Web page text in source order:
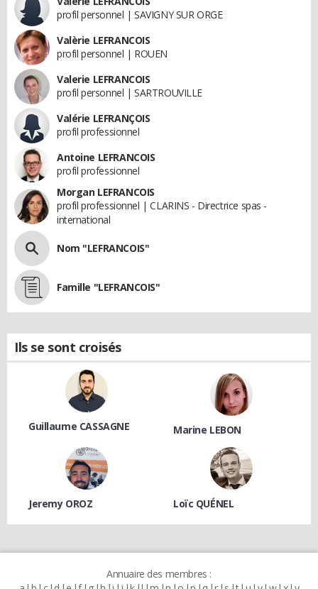
profil personnel | SAVIGNY SUR ORGE
Valèrie LEFRANCOIS
profil personnel | ROUEN
Valerie LEFRANCOIS
profil personnel | SARTROUVILLE
Valérie LEFRANÇOIS
profil professionnel
Antoine LEFRANCOIS
profil professionnel
Morgan LEFRANCOIS
profil professionnel | CLARINS - Directrice spas -
international
Nom "LEFRANCOIS"
Famille "LEFRANCOIS"
Ils se sont croisés
Guillaume CASSAGNE Marine LEBON
Jeremy OROZ Loïc QUÉNEL
Annuaire des membres :